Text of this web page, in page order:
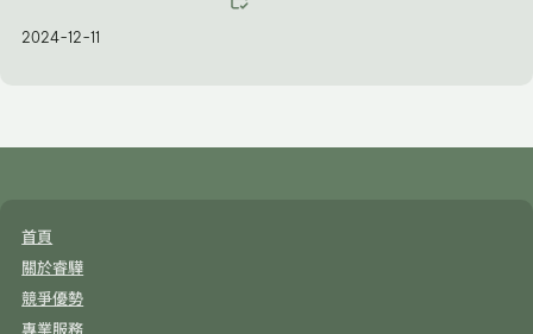
2024-12-11
首頁
關於睿驊
競爭優勢
專業服務